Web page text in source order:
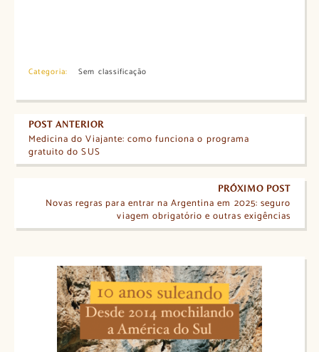
Categoria: Sem classificação
POST ANTERIOR
Medicina do Viajante: como funciona o programa
gratuito do SUS
PRÓXIMO POST
Novas regras para entrar na Argentina em 2025: seguro
viagem obrigatório e outras exigências